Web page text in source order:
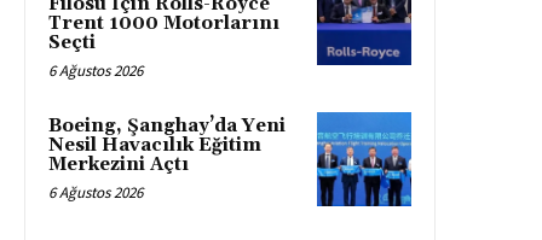
Filosu İçin Rolls-Royce
Trent 1000 Motorlarını
Seçti
6 Ağustos 2026
Boeing, Şanghay’da Yeni
Nesil Havacılık Eğitim
Merkezini Açtı
6 Ağustos 2026